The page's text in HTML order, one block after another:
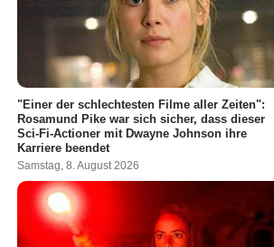
"Einer der schlechtesten Filme aller Zeiten":
Rosamund Pike war sich sicher, dass dieser
Sci-Fi-Actioner mit Dwayne Johnson ihre
Karriere beendet
Samstag, 8. August 2026